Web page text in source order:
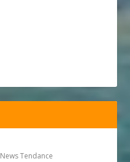
News Tendance